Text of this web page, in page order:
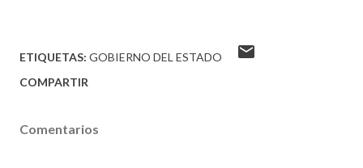
ETIQUETAS: GOBIERNO DEL ESTADO
COMPARTIR
Comentarios